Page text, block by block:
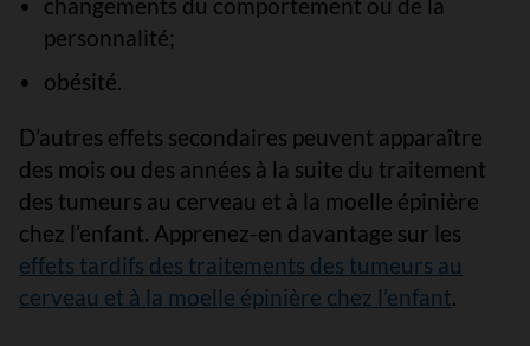
personnalité;
obésité.
D’autres effets secondaires peuvent apparaître
des mois ou des années à la suite du traitement
des tumeurs au cerveau et à la moelle épinière
chez l’enfant. Apprenez-en davantage sur les
effets tardifs des traitements des tumeurs au
cerveau et à la moelle épinière chez l’enfant.